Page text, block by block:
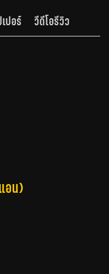
ปอร์ วีดีโอรีวิว
อน)